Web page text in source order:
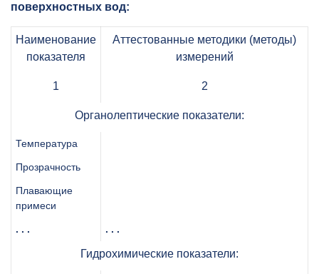
поверхностных вод:
Наименование
показателя
Аттестованные методики (методы)
измерений
1 2
Органолептические показатели:
Температура
Прозрачность
Плавающие
примеси
. . . . . .
Гидрохимические показатели: